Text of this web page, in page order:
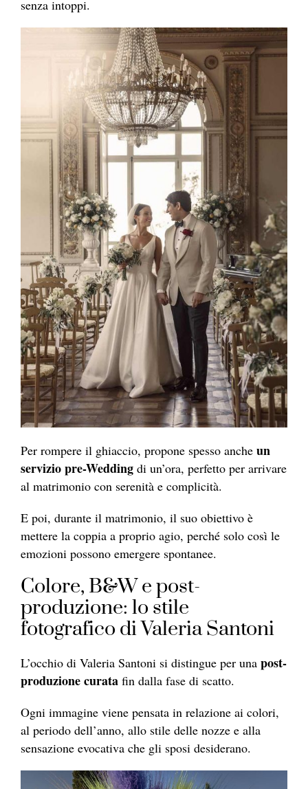
senza intoppi.
Per rompere il ghiaccio, propone spesso anche un
servizio pre-Wedding di un’ora, perfetto per arrivare
al matrimonio con serenità e complicità.
E poi, durante il matrimonio, il suo obiettivo è
mettere la coppia a proprio agio, perché solo così le
emozioni possono emergere spontanee.
Colore, B&W e post-
produzione: lo stile
fotografico di Valeria Santoni
L’occhio di Valeria Santoni si distingue per una post-
produzione curata fin dalla fase di scatto.
Ogni immagine viene pensata in relazione ai colori,
al periodo dell’anno, allo stile delle nozze e alla
sensazione evocativa che gli sposi desiderano.